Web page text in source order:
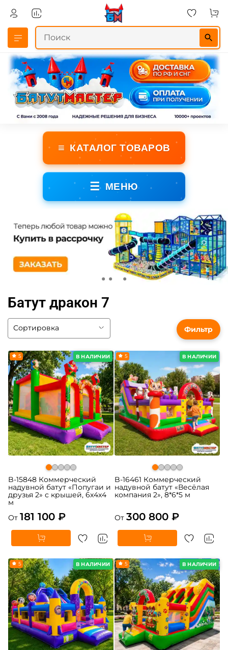
≡ КАТАЛОГ ТОВАРОВ
☰ МЕНЮ
Батут дракон 7
В НАЛИЧИИ
5
B-15848 Коммерческий
надувной батут «Попугаи и
друзья 2» с крышей, 6x4x4
м
От 181 100 ₽
В НАЛИЧИИ
5
B-16461 Коммерческий
надувной батут «Весёлая
компания 2», 8*6*5 м
От 300 800 ₽
В НАЛИЧИИ
5 В НАЛИЧИИ
5
Фильтр